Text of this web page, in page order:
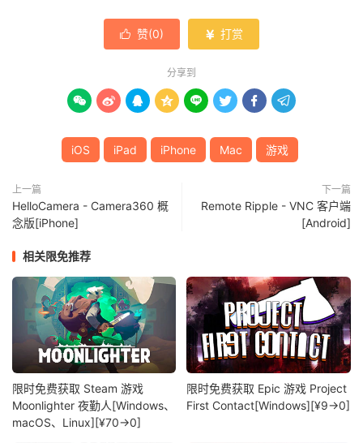
 赞(0)  打赏
分享到
       
iOS iPad iPhone Mac 游戏
上一篇
HelloCamera - Camera360 概
念版[iPhone]
下一篇
Remote Ripple - VNC 客户端
[Android]
相关限免推荐
限时免费获取 Steam 游戏
Moonlighter 夜勤人[Windows、
macOS、Linux][¥70→0]
限时免费获取 Epic 游戏 Project
First Contact[Windows][¥9→0]